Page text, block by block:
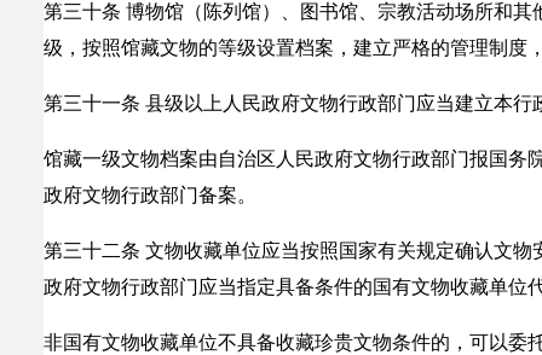
第三十条 博物馆（陈列馆）、图书馆、宗教活动场所和
级，按照馆藏文物的等级设置档案，建立严格的管理制度
第三十一条 县级以上人民政府文物行政部门应当建立本行
馆藏一级文物档案由自治区人民政府文物行政部门报国
政府文物行政部门备案。
第三十二条 文物收藏单位应当按照国家有关规定确认文
政府文物行政部门应当指定具备条件的国有文物收藏单位
非国有文物收藏单位不具备收藏珍贵文物条件的，可以委